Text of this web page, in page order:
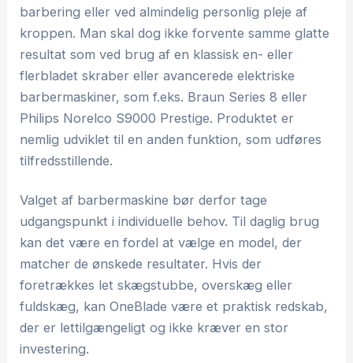
barbering eller ved almindelig personlig pleje af
kroppen. Man skal dog ikke forvente samme glatte
resultat som ved brug af en klassisk en- eller
flerbladet skraber eller avancerede elektriske
barbermaskiner, som f.eks. Braun Series 8 eller
Philips Norelco S9000 Prestige. Produktet er
nemlig udviklet til en anden funktion, som udføres
tilfredsstillende.
Valget af barbermaskine bør derfor tage
udgangspunkt i individuelle behov. Til daglig brug
kan det være en fordel at vælge en model, der
matcher de ønskede resultater. Hvis der
foretrækkes let skægstubbe, overskæg eller
fuldskæg, kan OneBlade være et praktisk redskab,
der er lettilgængeligt og ikke kræver en stor
investering.